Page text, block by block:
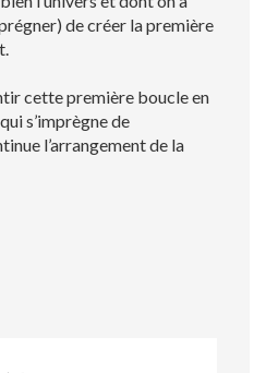
de créer la première
cette première boucle en
s’imprègne de
l’arrangement de la